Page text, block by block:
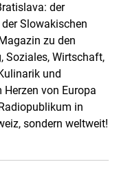
der
Slowakischen
zu den
Soziales, Wirtschaft,
und
von Europa
in
sondern weltweit!